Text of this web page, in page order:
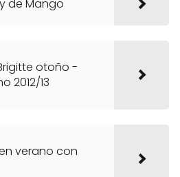
de Mango
otoño -
2012/13
verano con